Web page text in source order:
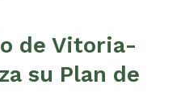
de Vitoria-
su Plan de